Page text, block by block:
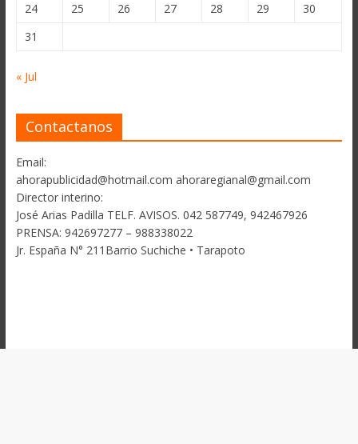
24
25 26 27 28 29
30
31
« Jul
Contactanos
Email:
ahorapublicidad@hotmail.com ahoraregianal@gmail.com
Director interino:
José Arias Padilla TELF. AVISOS. 042 587749, 942467926
PRENSA: 942697277 – 988338022
Jr. España N° 211Barrio Suchiche • Tarapoto